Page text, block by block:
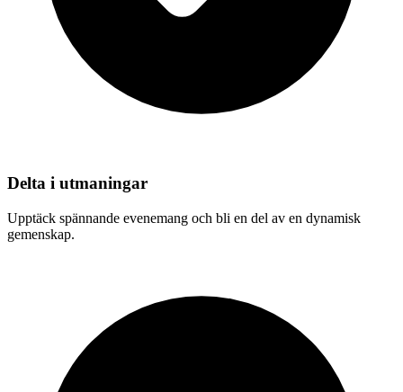
Delta i utmaningar
Upptäck spännande evenemang och bli en del av en dynamisk
gemenskap.